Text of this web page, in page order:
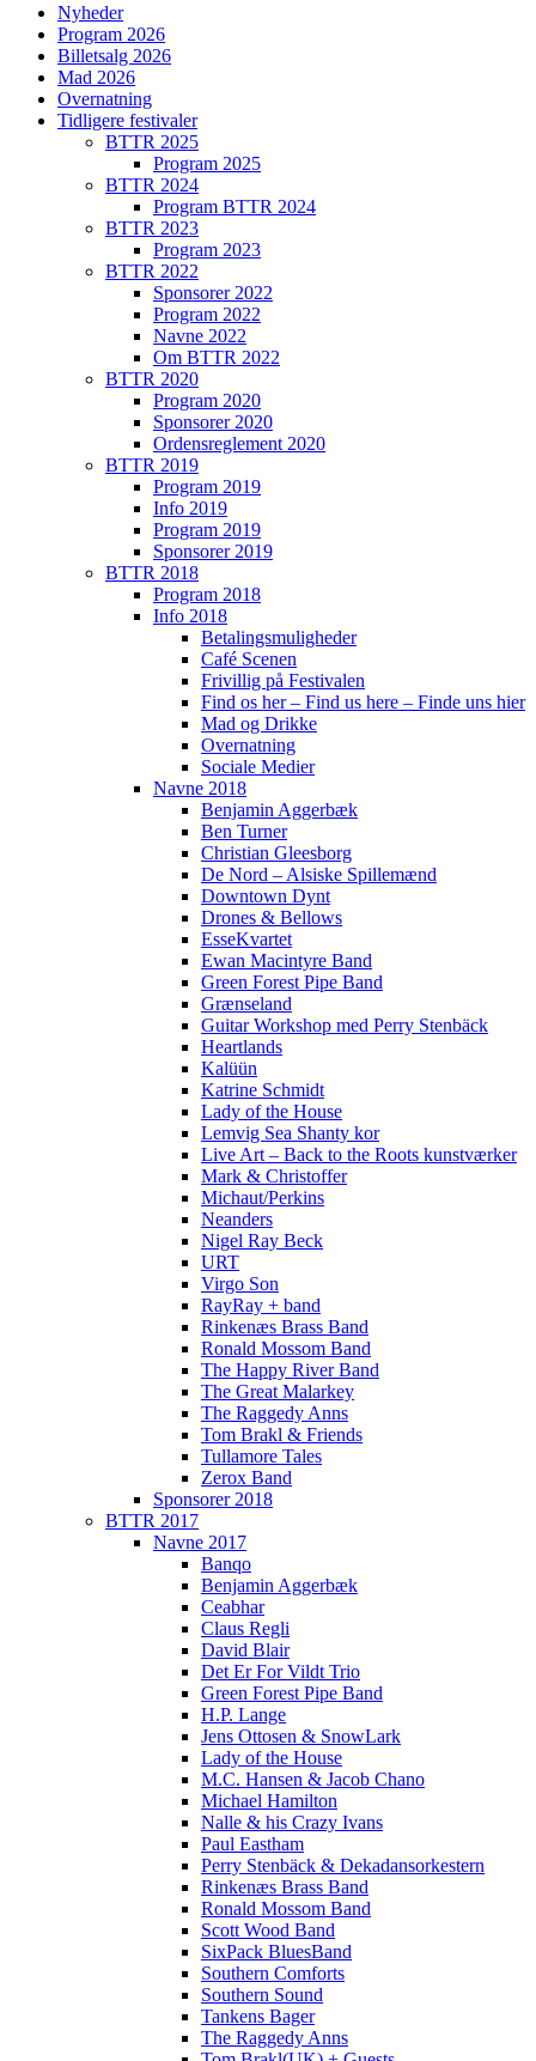
Nyheder
Program 2026
Billetsalg 2026
Mad 2026
Overnatning
Tidligere festivaler
BTTR 2025
Program 2025
BTTR 2024
Program BTTR 2024
BTTR 2023
Program 2023
BTTR 2022
Sponsorer 2022
Program 2022
Navne 2022
Om BTTR 2022
BTTR 2020
Program 2020
Sponsorer 2020
Ordensreglement 2020
BTTR 2019
Program 2019
Info 2019
Program 2019
Sponsorer 2019
BTTR 2018
Program 2018
Info 2018
Betalingsmuligheder
Café Scenen
Frivillig på Festivalen
Find os her – Find us here – Finde uns hier
Mad og Drikke
Overnatning
Sociale Medier
Navne 2018
Benjamin Aggerbæk
Ben Turner
Christian Gleesborg
De Nord – Alsiske Spillemænd
Downtown Dynt
Drones & Bellows
EsseKvartet
Ewan Macintyre Band
Green Forest Pipe Band
Grænseland
Guitar Workshop med Perry Stenbäck
Heartlands
Kalüün
Katrine Schmidt
Lady of the House
Lemvig Sea Shanty kor
Live Art – Back to the Roots kunstværker
Mark & Christoffer
Michaut/Perkins
Neanders
Nigel Ray Beck
URT
Virgo Son
RayRay + band
Rinkenæs Brass Band
Ronald Mossom Band
The Happy River Band
The Great Malarkey
The Raggedy Anns
Tom Brakl & Friends
Tullamore Tales
Zerox Band
Sponsorer 2018
BTTR 2017
Navne 2017
Banqo
Benjamin Aggerbæk
Ceabhar
Claus Regli
David Blair
Det Er For Vildt Trio
Green Forest Pipe Band
H.P. Lange
Jens Ottosen & SnowLark
Lady of the House
M.C. Hansen & Jacob Chano
Michael Hamilton
Nalle & his Crazy Ivans
Paul Eastham
Perry Stenbäck & Dekadansorkestern
Rinkenæs Brass Band
Ronald Mossom Band
Scott Wood Band
SixPack BluesBand
Southern Comforts
Southern Sound
Tankens Bager
The Raggedy Anns